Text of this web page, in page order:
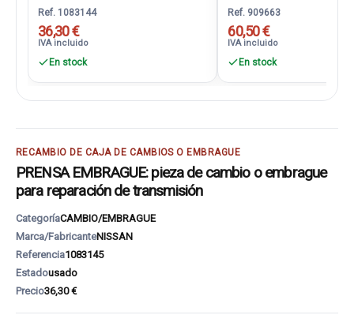
Ref. 1083144
36,30 €
IVA incluido
En stock
Ref. 909663
60,50 €
IVA incluido
En stock
RECAMBIO DE CAJA DE CAMBIOS O EMBRAGUE
PRENSA EMBRAGUE: pieza de cambio o embrague
para reparación de transmisión
CategoríaCAMBIO/EMBRAGUE
Marca/FabricanteNISSAN
Referencia1083145
Estadousado
Precio36,30 €